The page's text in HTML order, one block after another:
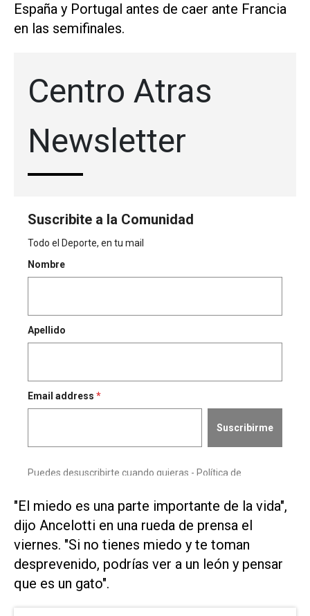
España y Portugal antes ⁠de caer ante Francia
en las ⁠semifinales.
"El miedo es una parte importante de la vida",
dijo Ancelotti en una rueda de prensa el
viernes. "Si no tienes miedo y ⁠te toman
desprevenido, podrías ver a un león y ​pensar
que es un gato".